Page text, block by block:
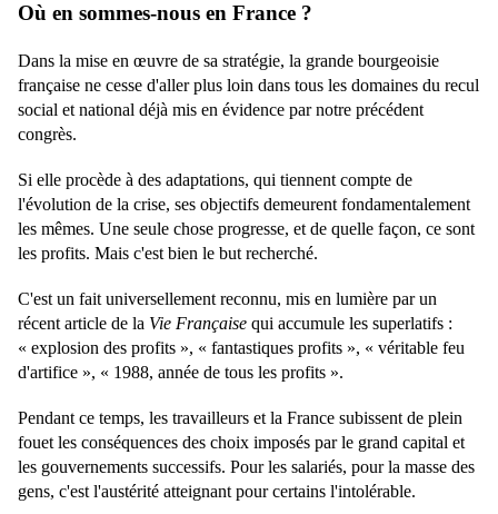
Où en sommes-nous en France ?
Dans la mise en œuvre de sa stratégie, la grande bourgeoisie
française ne cesse d'aller plus loin dans tous les domaines du recul
social et national déjà mis en évidence par notre précédent
congrès.
Si elle procède à des adaptations, qui tiennent compte de
l'évolution de la crise, ses objectifs demeurent fondamentalement
les mêmes. Une seule chose progresse, et de quelle façon, ce sont
les profits. Mais c'est bien le but recherché.
C'est un fait universellement reconnu, mis en lumière par un
récent article de la Vie Française qui accumule les superlatifs :
« explosion des profits », « fantastiques profits », « véritable feu
d'artifice », « 1988, année de tous les profits ».
Pendant ce temps, les travailleurs et la France subissent de plein
fouet les conséquences des choix imposés par le grand capital et
les gouvernements successifs. Pour les salariés, pour la masse des
gens, c'est l'austérité atteignant pour certains l'intolérable.